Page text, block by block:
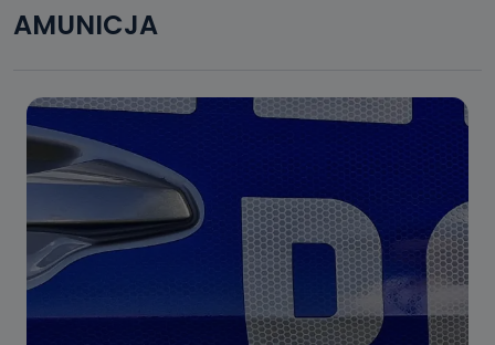
AMUNICJA